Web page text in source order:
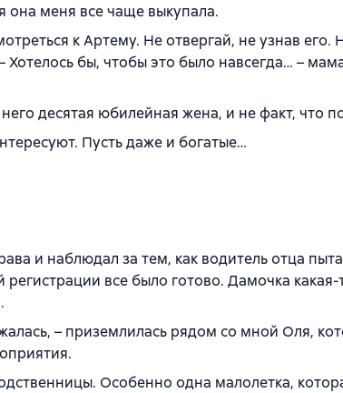
она меня все чаще выкупала.
к Артему. Не отвергай, не узнав
бы, чтобы это было навсегда… –
десятая юбилейная жена, и не факт, что
Пусть даже и богатые…
и наблюдал за тем, как водитель отца
регистрации все было готово. Дамочка
– приземлилась рядом со мной Оля,
Особенно одна малолетка,